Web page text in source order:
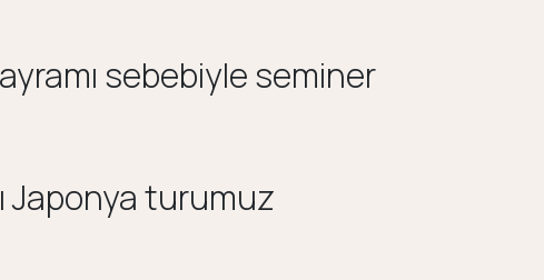
sebebiyle seminer
Japonya turumuz